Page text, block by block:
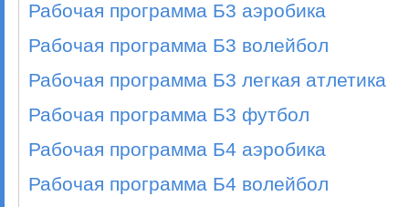
Рабочая программа Б3 аэробика
Рабочая программа Б3 волейбол
Рабочая программа Б3 легкая атлетика
Рабочая программа Б3 футбол
Рабочая программа Б4 аэробика
Рабочая программа Б4 волейбол